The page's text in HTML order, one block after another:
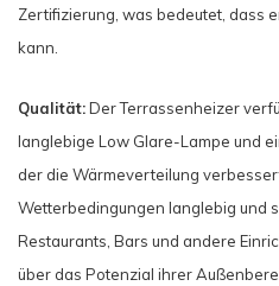
Zertifizierung, was bedeutet, dass
kann.
Qualität:Der Terrassenheizer
langlebige Low Glare-Lampe und
der die Wärmeverteilung
Wetterbedingungen langlebig und
Restaurants, Bars und andere
über das Potenzial ihrer